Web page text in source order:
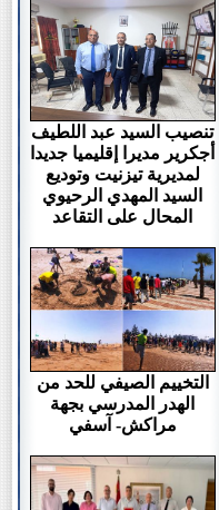
تنصيب السيد عبد اللطيف
أجكرير مديرا إقليميا جديدا
لمديرية تيزنيت وتوديع
السيد المهدي الرحيوي
المحال على التقاعد
التخييم الصيفي للحد من
الهدر المدرسي بجهة
مراكش- آسفي